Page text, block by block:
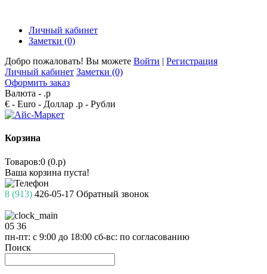
Личный кабинет
Заметки (0)
Добро пожаловать! Вы можете Войти | Регистрация
Личный кабинет Заметки (0)
Оформить заказ
Валюта - .р
€ - Euro - Доллар .р - Рубли
Корзина
Товаров:0 (0.р)
Ваша корзина пуста!
8 (913) 426-05-17 Обратный звонок
05 36
пн-пт: с 9:00 до 18:00 сб-вс: по согласованию
Поиск